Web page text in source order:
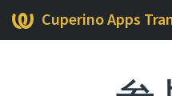
Cuperino Apps